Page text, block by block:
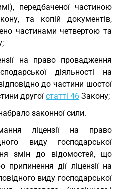
передбаченої частиною
та копій документів,
частинами четвертою та
на право провадження
діяльності на
до частини шостої
другоїстатті 46 Закону;
законної сили.
ліцензії на право
виду господарської
змін до відомостей, що
припинення дії ліцензії на
виду господарської